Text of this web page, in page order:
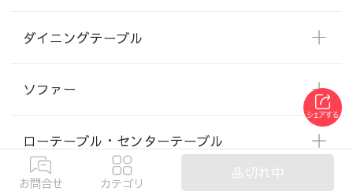
ダイニングテーブル
ソファー
ローテーブル・センターテーブル
お問合せ カテゴリ
品切れ中